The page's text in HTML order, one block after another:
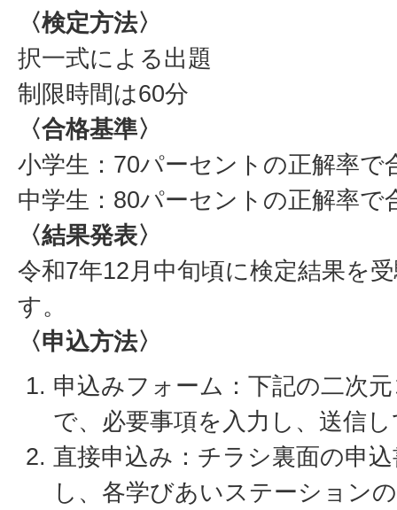
〈検定方法〉
択一式による出題
制限時間は60分
〈合格基準〉
小学生：70パーセントの正解率で
中学生：80パーセントの正解率で
〈結果発表〉
令和7年12月中旬頃に検定結果を
す。
〈申込方法〉
申込みフォーム：下記の二次
で、必要事項を入力し、送信
直接申込み：チラシ裏面の申
し、各学びあいステーション